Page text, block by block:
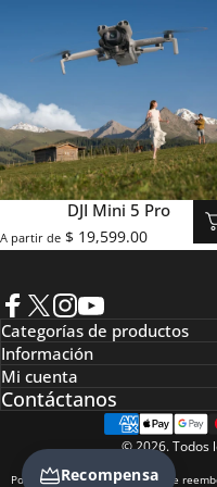
DJI Mini 5 Pro
A partir de $ 19,599.00
Facebook
X (Twitter)
Instagram
YouTube
Categorías de productos
Información
Mi cuenta
Contáctanos
© 2026. Todos
Política de privacidadPolítica de
Recompensa